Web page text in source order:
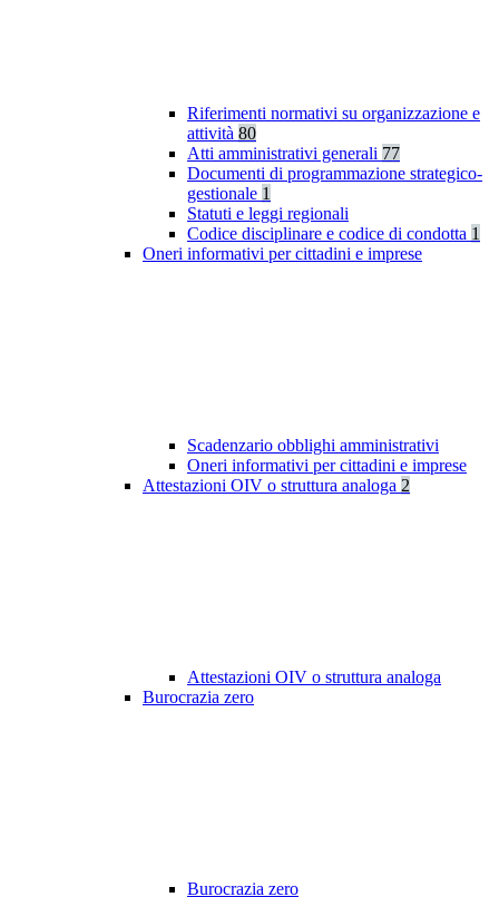
Riferimenti normativi su organizzazione e
attività 80
Atti amministrativi generali 77
Documenti di programmazione strategico-
gestionale 1
Statuti e leggi regionali
Codice disciplinare e codice di condotta 1
Oneri informativi per cittadini e imprese
Scadenzario obblighi amministrativi
Oneri informativi per cittadini e imprese
Attestazioni OIV o struttura analoga 2
Attestazioni OIV o struttura analoga
Burocrazia zero
Burocrazia zero